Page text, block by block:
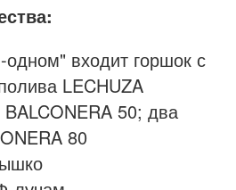
входит горшок с
LECHUZA
50; два
80